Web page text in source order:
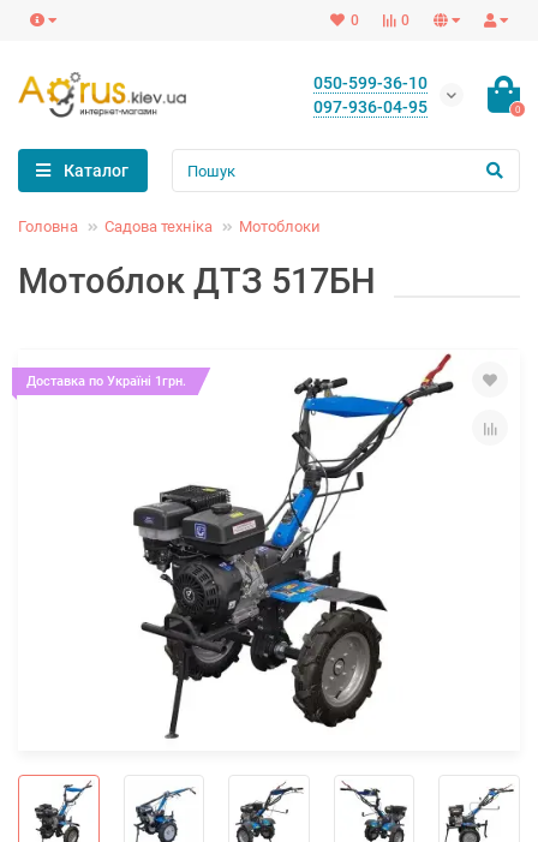
0
0
050-599-36-10
097-936-04-95
0
Каталог
Головна Садова техніка Мотоблоки
Мотоблок ДТЗ 517БН
Доставка по Україні 1грн.